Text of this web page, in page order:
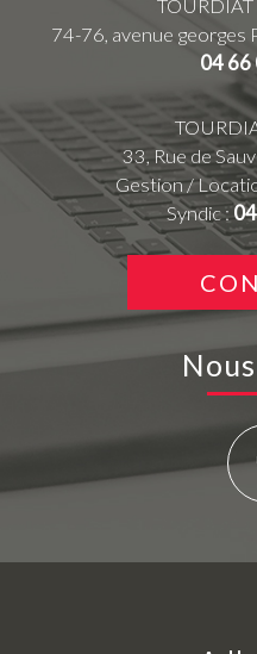
74-76, avenue georges
04 66
33, Rue de
Gestion /
Syndic :04